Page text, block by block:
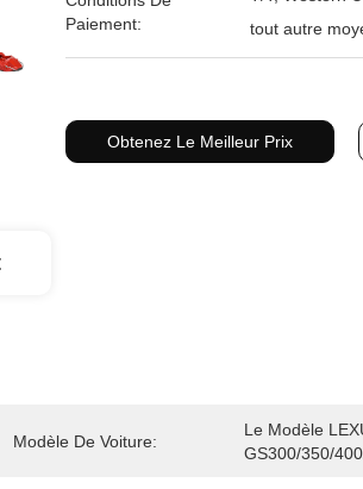
Paiement:
tout autre
Obtenez Le Meilleur Prix
Modèle De Voiture:
Le Modèle
GS300/350/